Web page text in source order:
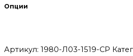
Опции
Артикул: 1980-Л03-1519-СР